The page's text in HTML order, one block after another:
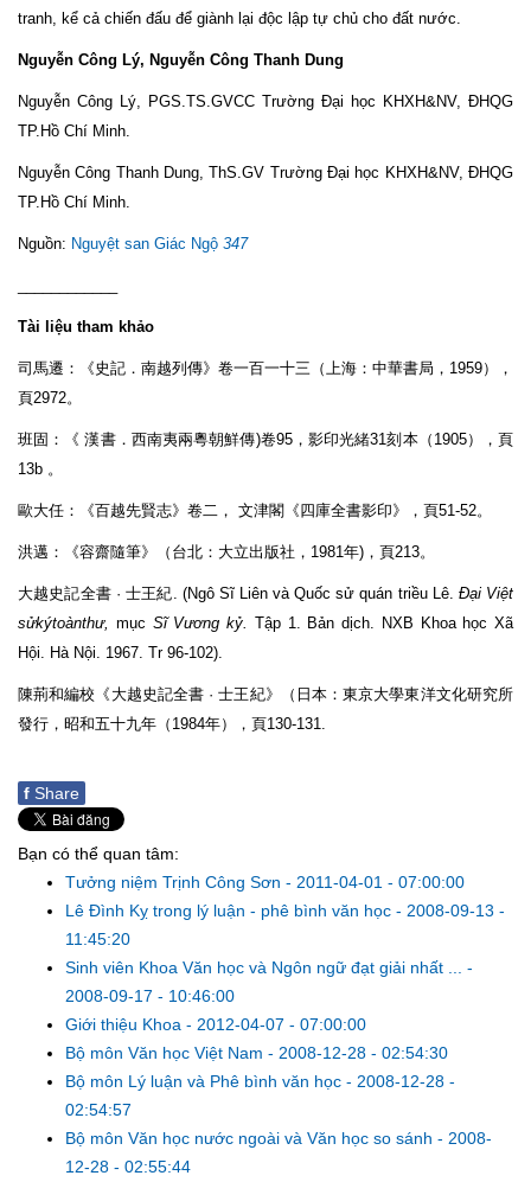
tranh, kể cả chiến đấu để giành lại độc lập tự chủ cho đất nước.
Nguyễn Công Lý, Nguyễn Công Thanh Dung
Nguyễn Công Lý, PGS.TS.GVCC Trường Đại học KHXH&NV, ĐHQG
TP.Hồ Chí Minh.
Nguyễn Công Thanh Dung, ThS.GV Trường Đại học KHXH&NV, ĐHQG
TP.Hồ Chí Minh.
Nguồn: Nguyệt san Giác Ngộ 347
Tài liệu tham khảo
司馬遷：《史記．南越列傳》卷一百一十三（上海：中華書局，1959），
頁2972。
班固：《 漢書．西南夷兩粵朝鮮傳)卷95，影印光緒31刻本（1905），頁
13b 。
歐大任：《百越先賢志》卷二， 文津閣《四庫全書影印》，頁51-52。
洪邁：《容齋隨筆》（台北：大立出版社，1981年)，頁213。
大越史記全書 · 士王紀. (Ngô Sĩ Liên và Quốc sử quán triều Lê. Đại Việt
sửkýtoànthư, mục Sĩ Vương kỷ. Tập 1. Bản dịch. NXB Khoa học Xã
Hội. Hà Nội. 1967. Tr 96-102).
陳荊和編校《大越史記全書 · 士王紀》（日本：東京大學東洋文化研究所
發行，昭和五十九年（1984年），頁130-131.
f Share
Bạn có thể quan tâm:
Tưởng niệm Trịnh Công Sơn - 2011-04-01 - 07:00:00
Lê Đình Kỵ trong lý luận - phê bình văn học - 2008-09-13 -
11:45:20
Sinh viên Khoa Văn học và Ngôn ngữ đạt giải nhất ... -
2008-09-17 - 10:46:00
Giới thiệu Khoa - 2012-04-07 - 07:00:00
Bộ môn Văn học Việt Nam - 2008-12-28 - 02:54:30
Bộ môn Lý luận và Phê bình văn học - 2008-12-28 -
02:54:57
Bộ môn Văn học nước ngoài và Văn học so sánh - 2008-
12-28 - 02:55:44